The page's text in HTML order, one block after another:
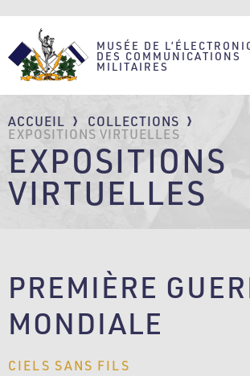
au
contenu
principal
MUSÉE DE
DES COMMUNICATIONS
MILITAIRES
FIL
D'ARIANE
ACCUEIL
COLLECTIONS
EXPOSITIONS VIRTUELLES
EXPOSITIONS
VIRTUELLES
PREMIÈRE
MONDIALE
CIELS SANS FILS